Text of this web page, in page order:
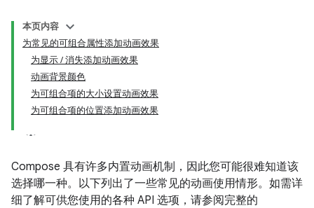
本页内容
为常见的可组合属性添加动画效果
为显示 / 消失添加动画效果
动画背景颜色
为可组合项的大小设置动画效果
为可组合项的位置添加动画效果
Compose 具有许多内置动画机制，因此您可能很难知道该
选择哪一种。以下列出了一些常见的动画使用情形。如需详
细了解可供您使用的各种 API 选项，请参阅完整的